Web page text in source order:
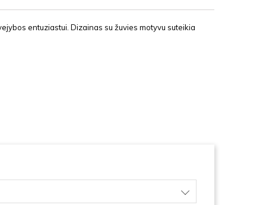
entuziastui. Dizainas su žuvies motyvu suteikia